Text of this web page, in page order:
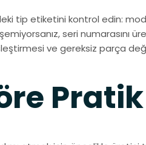
tip etiketini kontrol edin:
seri
ve gereksiz parça